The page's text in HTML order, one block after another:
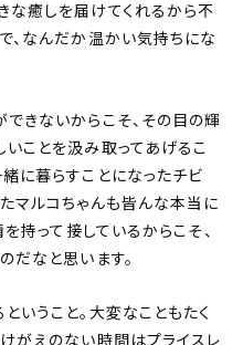
な癒しを届けてくれるから不
、なんだか温かい気持ちにな
きないからこそ、その目の輝
ことを汲み取ってあげるこ
に暮らすことになったチビ
マルコちゃんも皆んな本当に
持って接しているからこそ、
だなと思います。
いうこと。大変なこともたく
がえのない時間はプライスレ